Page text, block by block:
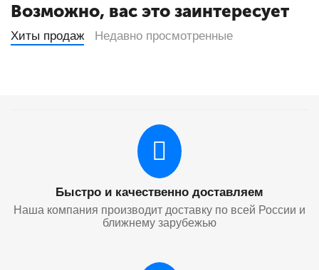
Возможно, вас это заинтересует
Хиты продаж Недавно просмотренные
Быстро и качественно доставляем
Наша компания производит доставку по всей России и
ближнему зарубежью